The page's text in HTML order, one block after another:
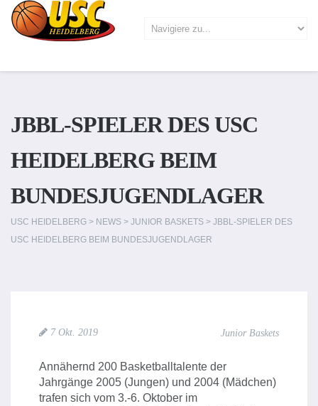
JBBL-SPIELER DES USC
HEIDELBERG BEIM
BUNDESJUGENDLAGER
USC HEIDELBERG > NEWS > JUNIOR BASKETS > JBBL-SPIELER DES
USC HEIDELBERG BEIM BUNDESJUGENDLAGER
7 Okt. 2019 Junior Baskets
Annähernd 200 Basketballtalente der
Jahrgänge 2005 (Jungen) und 2004 (Mädchen)
trafen sich vom 3.-6. Oktober im